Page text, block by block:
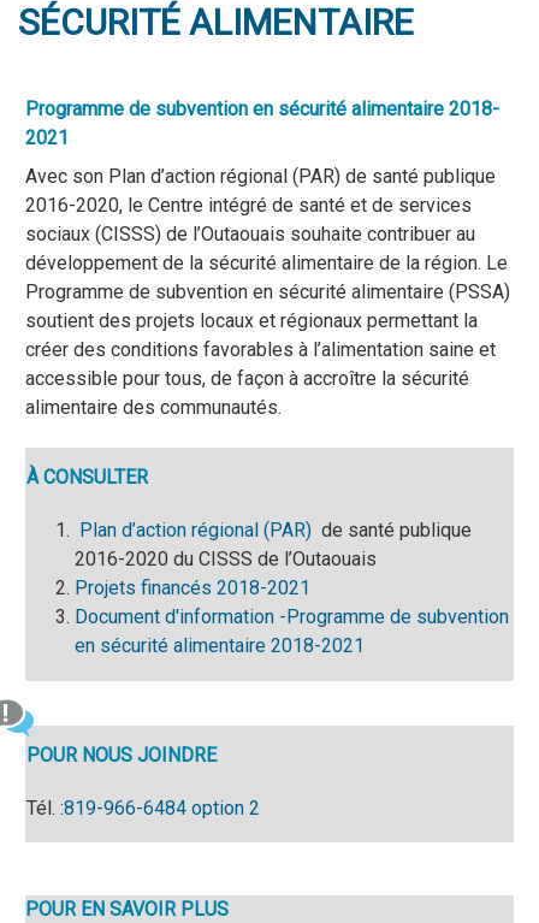
SÉCURITÉ ALIMENTAIRE
Programme de subvention en sécurité alimentaire 2018-
2021
Avec son Plan d’action régional (PAR) de santé publique
2016-2020, le Centre intégré de santé et de services
sociaux (CISSS) de l’Outaouais souhaite contribuer au
développement de la sécurité alimentaire de la région. Le
Programme de subvention en sécurité alimentaire (PSSA)
soutient des projets locaux et régionaux permettant la
créer des conditions favorables à l’alimentation saine et
accessible pour tous, de façon à accroître la sécurité
alimentaire des communautés.
À CONSULTER
Plan d’action régional (PAR) de santé publique
2016-2020 du CISSS de l’Outaouais
Projets financés 2018-2021
Document d'information -Programme de subvention
en sécurité alimentaire 2018-2021
POUR NOUS JOINDRE
Tél. :819-966-6484 option 2
POUR EN SAVOIR PLUS